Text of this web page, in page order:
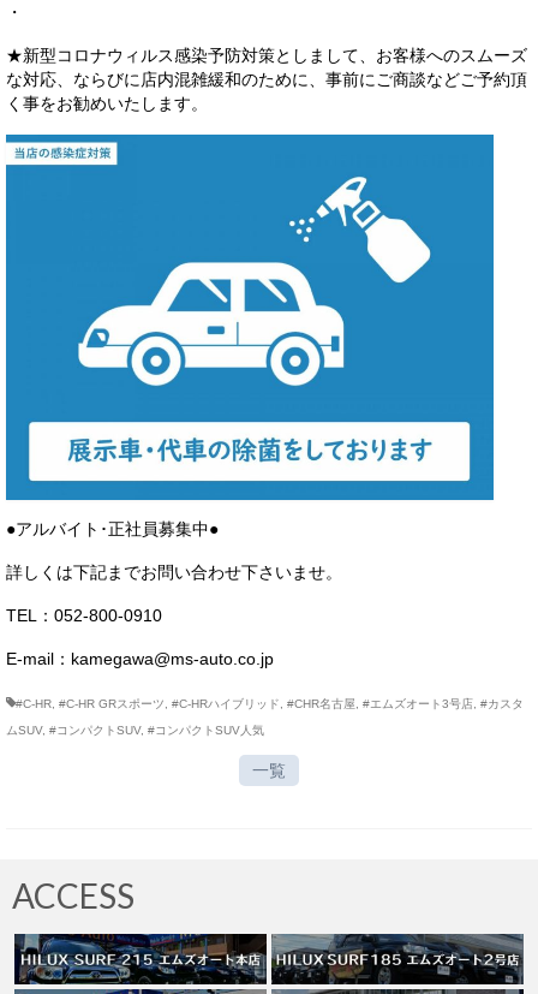
​​​​​​​・
★新型コロナウィルス感染予防対策としまして、お客様へのスムーズ
な対応、ならびに店内混雑緩和のために、事前にご商談などご予約頂
く事をお勧めいたします。
●アルバイト･正社員募集中●
詳しくは下記までお問い合わせ下さいませ。
TEL：052-800-0910
E-mail：kamegawa@ms-auto.co.jp
#C-HR #C-HR GRスポーツ #C-HRハイブリッド #CHR名古屋 #エムズオート3号店 #カスタ
ムSUV, #コンパクトSUV, #コンパクトSUV人気
一覧
ACCESS